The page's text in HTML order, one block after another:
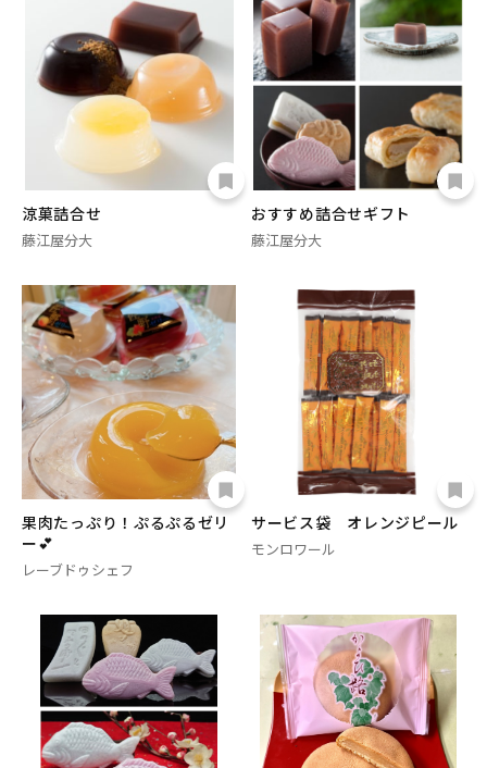
涼菓詰合せ
藤江屋分大
おすすめ詰合せギフト
藤江屋分大
果肉たっぷり！ぷるぷるゼリ
ー💕
レーブドゥシェフ
サービス袋 オレンジピール
モンロワール